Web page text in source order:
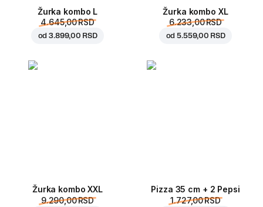
Žurka kombo L
4.645,00 RSD
od3.899,00 RSD
Žurka kombo XL
6.233,00 RSD
od5.559,00 RSD
Žurka kombo XXL
9.290,00 RSD
Pizza 35 cm + 2 Pepsi
1.727,00 RSD